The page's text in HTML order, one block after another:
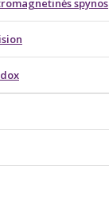
spynos